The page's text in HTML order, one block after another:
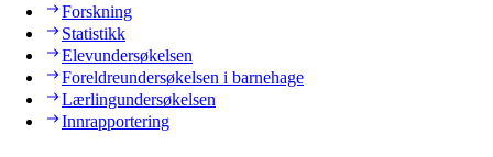
Forskning
Statistikk
Elevundersøkelsen
Foreldreundersøkelsen i barnehage
Lærlingundersøkelsen
Innrapportering